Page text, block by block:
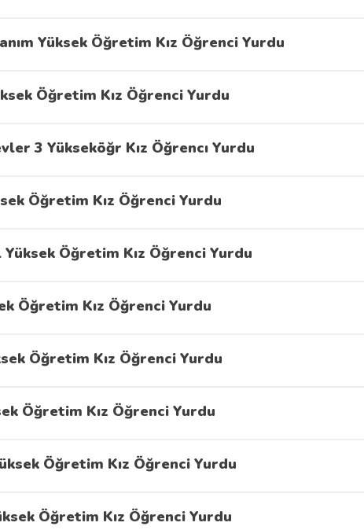
Yüksek Öğretim Kız Öğrenci Yurdu
Öğretim Kız Öğrenci Yurdu
3 Yükseköğr Kız Öğrencı Yurdu
Öğretim Kız Öğrenci Yurdu
Öğretim Kız Öğrenci Yurdu
Öğretim Kız Öğrenci Yurdu
Öğretim Kız Öğrenci Yurdu
Öğretim Kız Öğrenci Yurdu
Öğretim Kız Öğrenci Yurdu
Öğretim Kız Öğrenci Yurdu